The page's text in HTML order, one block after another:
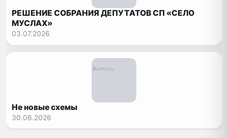
РЕШЕНИЕ СОБРАНИЯ ДЕПУТАТОВ СП «СЕЛО
МУСЛАХ»
03.07.2026
Не новые схемы
30.06.2026